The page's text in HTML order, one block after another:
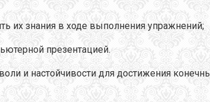
их знания в ходе выполнения упражнений;
презентацией.
и настойчивости для достижения